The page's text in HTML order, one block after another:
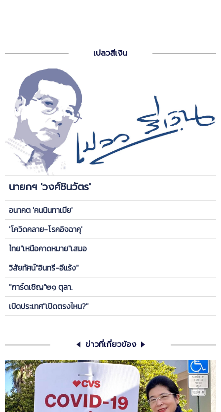
เปลวสีเงิน
นายกฯ 'วงศ์ชินวัตร'
อนาคต 'คนนินทาเมีย'
'โควิดคลาย-โรคอิจฉาคุ'
ไทย"เหนือคาดหมาย"เสมอ
วิสัยทัศน์"อินทรี-อีแร้ง"
"การ์ดเชิญ"๒๑ ตุลา.
เปิดประเทศ"เปิดตรงไหน?"
ข่าวที่เกี่ยวข้อง